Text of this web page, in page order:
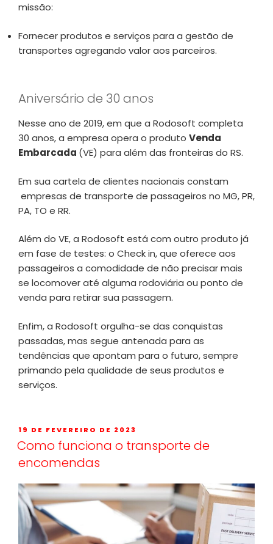
missão:
Fornecer produtos e serviços para a gestão de
transportes agregando valor aos parceiros.
Aniversário de 30 anos
Nesse ano de 2019, em que a Rodosoft completa
30 anos, a empresa opera o produto Venda
Embarcada (VE) para além das fronteiras do RS.
Em sua cartela de clientes nacionais constam
empresas de transporte de passageiros no MG, PR,
PA, TO e RR.
Além do VE, a Rodosoft está com outro produto já
em fase de testes: o Check in, que oferece aos
passageiros a comodidade de não precisar mais
se locomover até alguma rodoviária ou ponto de
venda para retirar sua passagem.
Enfim, a Rodosoft orgulha-se das conquistas
passadas, mas segue antenada para as
tendências que apontam para o futuro, sempre
primando pela qualidade de seus produtos e
serviços.
19 DE FEVEREIRO DE 2023
Como funciona o transporte de
encomendas